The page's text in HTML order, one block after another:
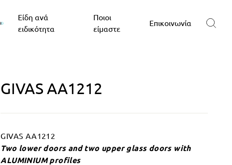
Είδη ανά
ειδικότητα
Ποιοι
είμαστε
Επικοινωνία
GIVAS AA1212
GIVAS AA1212
Two lower doors and two upper glass doors with
ALUMINIUM profiles